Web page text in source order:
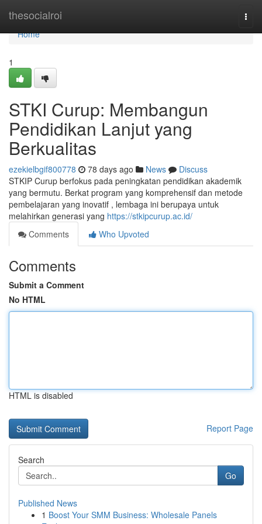
thesocialroi
Home
Home
1
STKI Curup: Membangun
Pendidikan Lanjut yang
Berkualitas
ezekielbgif800778 78 days ago News
Discuss
STKIP Curup berfokus pada peningkatan pendidikan akademik
yang bermutu. Berkat program yang komprehensif dan metode
pembelajaran yang inovatif , lembaga ini berupaya untuk
melahirkan generasi yang https://stkipcurup.ac.id/
Comments
Who Upvoted
Comments
Submit a Comment
No HTML
HTML is disabled
Report Page
Search
Go
Published News
1 Boost Your SMM Business: Wholesale Panels